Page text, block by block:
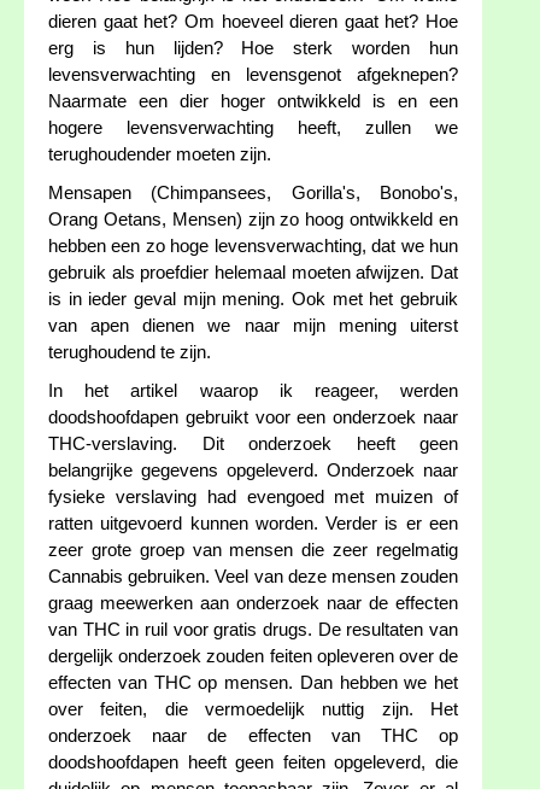
dieren gaat het? Om hoeveel dieren gaat het? Hoe
erg is hun lijden? Hoe sterk worden hun
levensverwachting en levensgenot afgeknepen?
Naarmate een dier hoger ontwikkeld is en een
hogere levensverwachting heeft, zullen we
terughoudender moeten zijn.
Mensapen (Chimpansees, Gorilla's, Bonobo's,
Orang Oetans, Mensen) zijn zo hoog ontwikkeld en
hebben een zo hoge levensverwachting, dat we hun
gebruik als proefdier helemaal moeten afwijzen. Dat
is in ieder geval mijn mening. Ook met het gebruik
van apen dienen we naar mijn mening uiterst
terughoudend te zijn.
In het artikel waarop ik reageer, werden
doodshoofdapen gebruikt voor een onderzoek naar
THC-verslaving. Dit onderzoek heeft geen
belangrijke gegevens opgeleverd. Onderzoek naar
fysieke verslaving had evengoed met muizen of
ratten uitgevoerd kunnen worden. Verder is er een
zeer grote groep van mensen die zeer regelmatig
Cannabis gebruiken. Veel van deze mensen zouden
graag meewerken aan onderzoek naar de effecten
van THC in ruil voor gratis drugs. De resultaten van
dergelijk onderzoek zouden feiten opleveren over de
effecten van THC op mensen. Dan hebben we het
over feiten, die vermoedelijk nuttig zijn. Het
onderzoek naar de effecten van THC op
doodshoofdapen heeft geen feiten opgeleverd, die